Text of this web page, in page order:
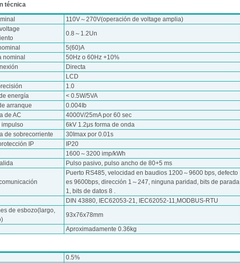
técnica
110V～270V(operación de voltage amplia)
0.8～1.2Un
5(60)A
nominal
50Hz o 60Hz +10%
Directa
LCD
1.0
energía
< 0.5W/5VA
arranque
0.004Ib
de AC
4000V/25mA por 60 sec
impulso
6kV 1.2μs forma de onda
de sobrecorriente
30Imax por 0.01s
IP
IP20
1600～3200 imp/kWh
Pulso pasivo, pulso ancho de 80+5 ms
Puerto RS485, velocidad en baudios 1200～9600 bps, defecto
es 9600bps, dirección 1～247, ninguna paridad, bits de parada
1, bits de datos 8 .
DIN 43880, IEC62053-21, IEC62052-11,MODBUS-RTU
de esbozo(largo,
93x76x78mm
Aproximadamente 0.36kg
0.5%